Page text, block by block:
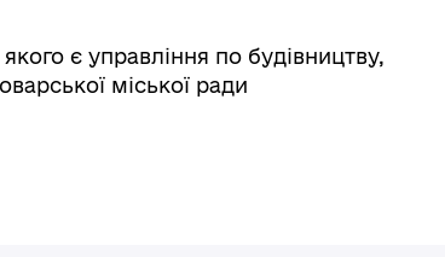
є управління по будівництву,
міської ради